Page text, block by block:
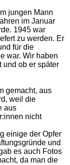
jungen Mann
im Januar
1945 war
zu werden. Er
für die
war. Wir haben
und ob er später
gemacht, aus
weil die
aus
nicht
einige der Opfer
und
es auch Fotos
da man die